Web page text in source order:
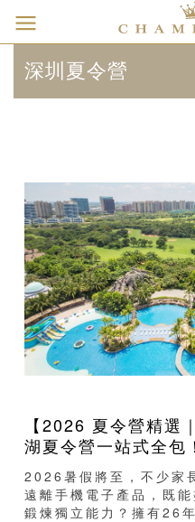
深圳夏令營
【2026 夏令營精選
湖夏令營一站式全包
安排｜童軍野外定
網球等12大主題
2026暑假將至，不少家
遠離手機電子產品，既
鍛煉獨立能力？擁有26